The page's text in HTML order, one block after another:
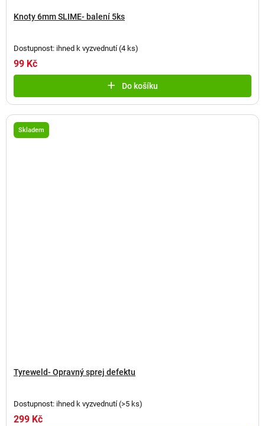
Knoty 6mm SLIME- balení 5ks
Dostupnost: ihned k vyzvednutí(4 ks)
99 Kč
Do košíku
Skladem
Tyreweld- Opravný sprej defektu
Dostupnost: ihned k vyzvednutí(>5 ks)
299 Kč